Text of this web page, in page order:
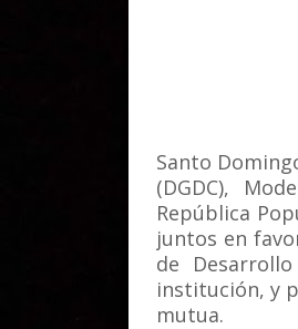
Santo
(DGDC),
República
juntos en
de
institución, y
mutua.